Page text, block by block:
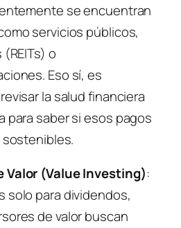
se encuentran
servicios públicos,
o
Eso sí, es
la salud financiera
para saber si esos pagos
Valor (Value Investing):
solo para dividendos,
de valor buscan